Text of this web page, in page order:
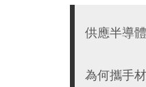
供應半導
為何攜手